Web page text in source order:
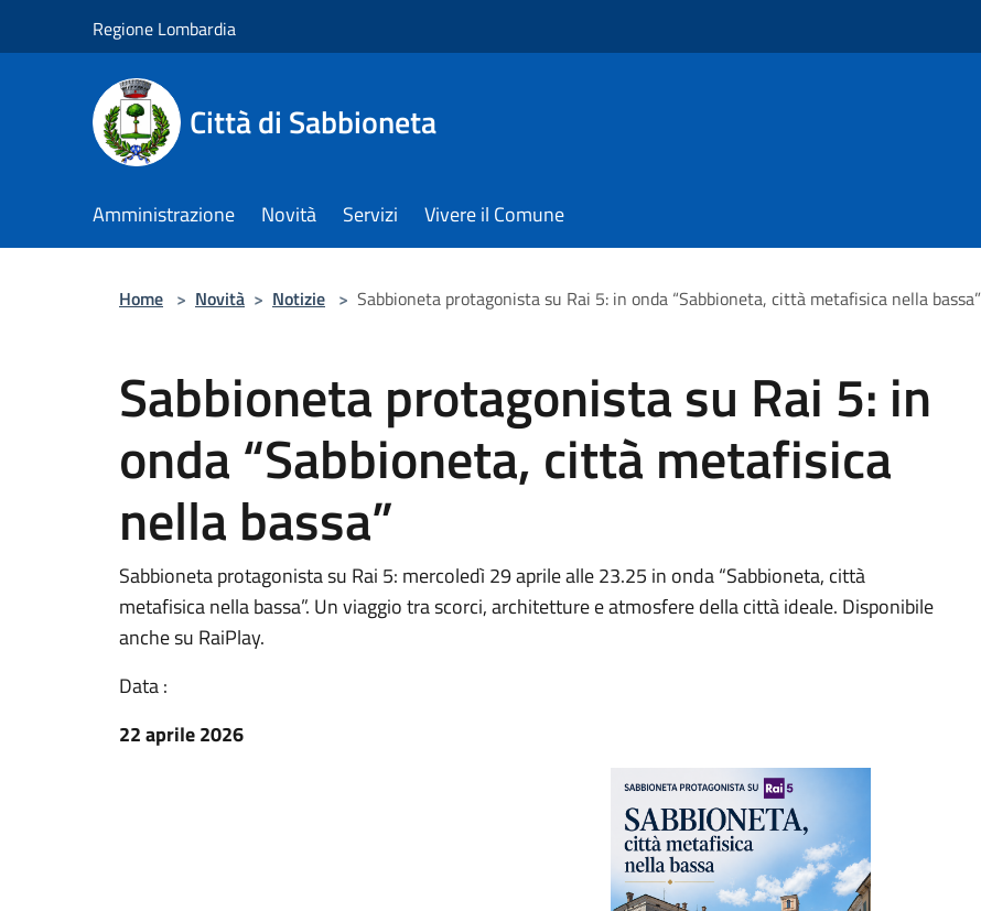
Regione Lombardia
Città di Sabbioneta
Amministrazione Novità Servizi Vivere il Comune
Home > Novità > Notizie > Sabbioneta protagonista su Rai 5: in onda “Sabbioneta, città metafisica nella bassa”
Sabbioneta protagonista su Rai 5: in
onda “Sabbioneta, città metafisica
nella bassa”
Sabbioneta protagonista su Rai 5: mercoledì 29 aprile alle 23.25 in onda “Sabbioneta, città
metafisica nella bassa”. Un viaggio tra scorci, architetture e atmosfere della città ideale. Disponibile
anche su RaiPlay.
Data :
22 aprile 2026